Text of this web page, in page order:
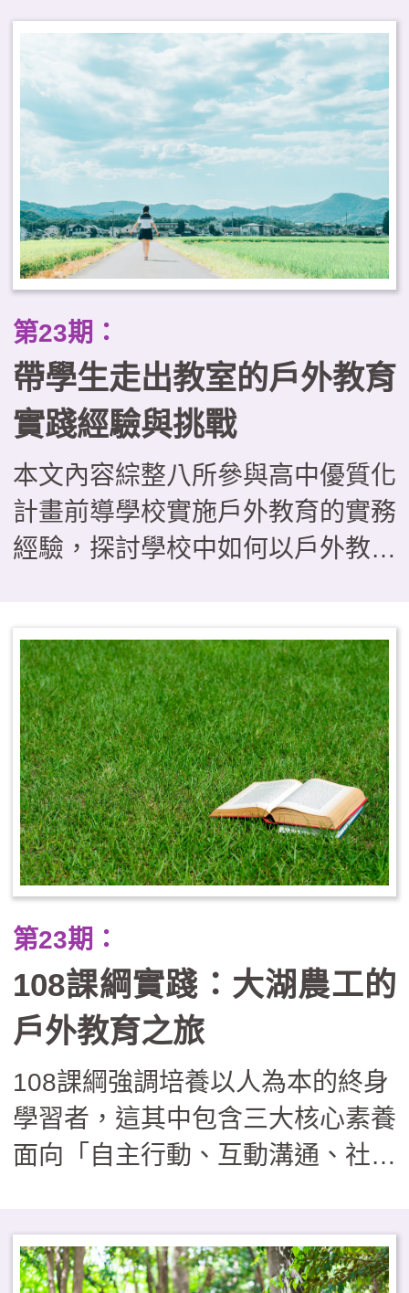
核心素養。然而，現階段學校戶外
教育的推動面臨多重挑戰，包括：
缺乏系統化的課程設計、缺少以學
生為主體的思考，以及評量機制有
待強化等困境。本文試圖運用「優
質學校戶外教育課程的層級架
構」，從理念價值、規劃實施與成
效評量三層面提出優化課程的整全
PBL、SEL及SDL等新興議題和學
習模式整合發展的可能，成為實踐
素養導向教學的關鍵途徑。
第23期：
帶學生走出教室的戶外教育
實踐經驗與挑戰
本文內容綜整八所參與高中優質化
計畫前導學校實施戶外教育的實務
經驗，探討學校中如何以戶外教育
「校外教學」轉型為具備學習與評
量的「課程教學」型態。研究歸納
出三種課程模組，分別是帶狀式、
融入式及活動式，供學校依現況運
用參考，其中也指出戶外教育若要
順利實施，須有行政後盾、教師社
群、資源整合及家長支持等四大推
課程複雜須安排、經費繁瑣須核
銷、安全管理具風險等實務操作的
挑戰，因此如欲實施戶外教育學
校，可視學校現況採循序漸進的發
展路徑，由單次活動漸漸邁向校本
特色課程，逐步建構出完善的支持
系統，邁向具深度內涵的課程型
未來的能力。
第23期：
108課綱實踐：大湖農工的
戶外教育之旅
108課綱強調培養以人為本的終身
學習者，這其中包含三大核心素養
面向「自主行動、互動溝通、社會
一種學習方式，也是體現108課綱
精神的最佳教學實踐方式。大湖農